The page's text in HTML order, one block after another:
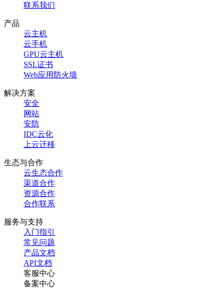
联系我们
产品
云主机
云手机
GPU云主机
SSL证书
Web应用防火墙
解决方案
安全
网站
安防
IDC云化
上云迁移
生态与合作
云生态合作
渠道合作
资源合作
合作联系
服务与支持
入门指引
常见问题
产品文档
API文档
客服中心
备案中心